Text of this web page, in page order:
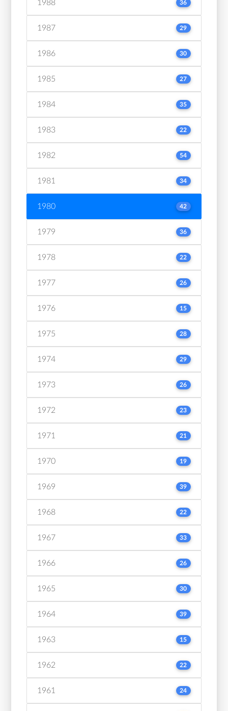
1988 36
1987 29
1986 30
1985 27
1984 35
1983 22
1982 54
1981 34
1980 42
1979 36
1978 22
1977 26
1976 15
1975 28
1974 29
1973 26
1972 23
1971 21
1970 19
1969 39
1968 22
1967 33
1966 26
1965 30
1964 39
1963 15
1962 22
1961 24